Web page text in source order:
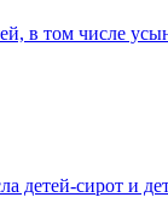
в том числе
детей-сирот и